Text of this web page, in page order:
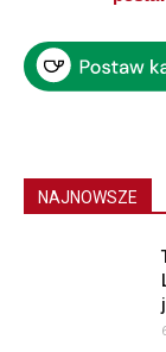
NAJNOWSZE